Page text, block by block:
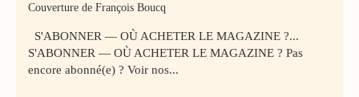
Couverture de François Boucq
S'ABONNER — OÙ ACHETER LE MAGAZINE ?...
S'ABONNER — OÙ ACHETER LE MAGAZINE ? Pas
encore abonné(e) ? Voir nos...